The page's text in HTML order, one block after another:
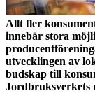
Allt fler
innebär stora
utvecklingen av
budskap till
Jordbruksverkets